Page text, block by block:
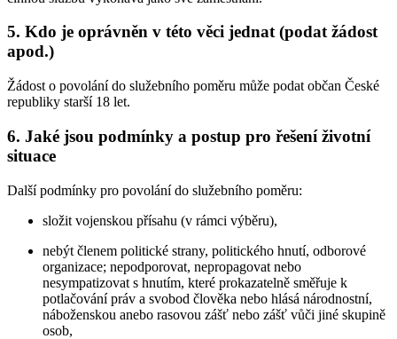
5. Kdo je oprávněn v této věci jednat (podat žádost
apod.)
Žádost o povolání do služebního poměru může podat občan České
republiky starší 18 let.
6. Jaké jsou podmínky a postup pro řešení životní
situace
Další podmínky pro povolání do služebního poměru:
složit vojenskou přísahu (v rámci výběru),
nebýt členem politické strany, politického hnutí, odborové
organizace; nepodporovat, nepropagovat nebo
nesympatizovat s hnutím, které prokazatelně směřuje k
potlačování práv a svobod člověka nebo hlásá národnostní,
náboženskou anebo rasovou zášť nebo zášť vůči jiné skupině
osob,